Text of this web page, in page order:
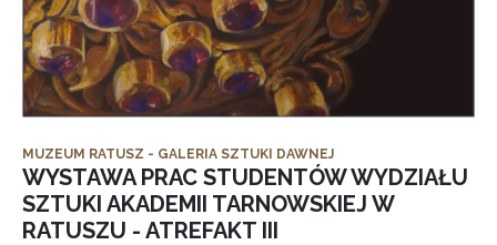
MUZEUM RATUSZ - GALERIA SZTUKI DAWNEJ
WYSTAWA PRAC STUDENTÓW WYDZIAŁU
SZTUKI AKADEMII TARNOWSKIEJ W
RATUSZU - ATREFAKT III